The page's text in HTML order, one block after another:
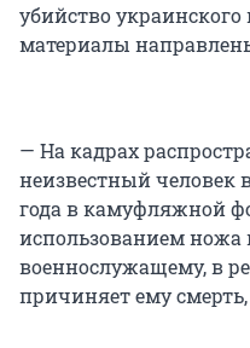
убийство
материалы
— На кадрах
неизвестный человек
года в камуфляжной
использованием ножа
военнослужащему, в
причиняет ему